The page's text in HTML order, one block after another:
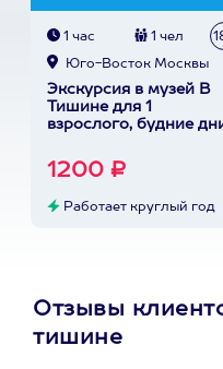
1 час 1 чел
Юго-Восток Москвы
Экскурсия в музей В
Тишине для 1
взрослого, будние
1200 ₽
Работает круглый год
Отзывы
тишине